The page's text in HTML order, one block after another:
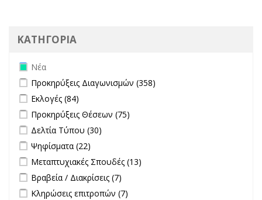
ΚΑΤΗΓΟΡΙΑ
Remove Νέα filter
Νέα
Apply Προκηρύξεις Διαγωνισμών filter
Προκηρύξεις Διαγωνισμών (358)
Apply Εκλογές filter
Εκλογές (84)
Apply Προκηρύξεις Θέσεων filter
Προκηρύξεις Θέσεων (75)
Apply Δελτία Τύπου filter
Δελτία Τύπου (30)
Apply Ψηφίσματα filter
Ψηφίσματα (22)
Apply Μεταπτυχιακές Σπουδές filter
Μεταπτυχιακές Σπουδές (13)
Apply Βραβεία / Διακρίσεις filter
Βραβεία / Διακρίσεις (7)
Apply Κληρώσεις επιτροπών filter
Κληρώσεις επιτροπών (7)